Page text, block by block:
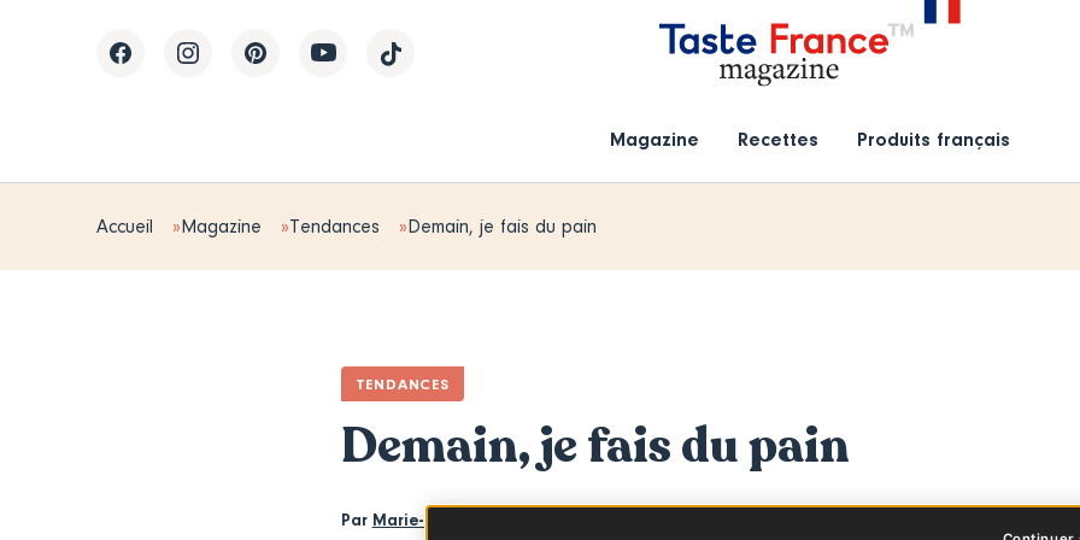
Magazine Recettes Produits français
Accueil Magazine Tendances Demain, je fais du pain
TENDANCES
Demain, je fais du pain
Par Marie-Laure Fréchet